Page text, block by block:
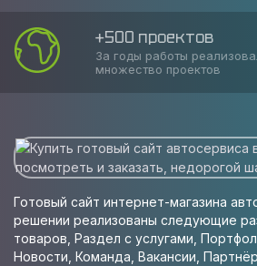
Соблюдаем сроки
Накопленный опыт
услугу в срок
Готовый сайт интернет-магазина
решении реализованы следующие
товаров, Раздел с услугами,
Новости, Команда, Вакансии,